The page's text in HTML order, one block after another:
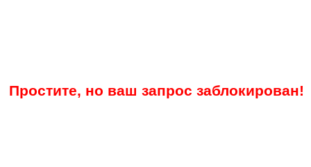
Простите, но ваш запрос заблокирован!